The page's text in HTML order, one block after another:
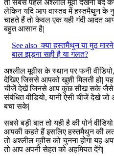
तो सबसे पहले अश्लील मूवी देखना बंद
लेकिन यदि आप वास्तव में हस्तमैथुन के
चाहते हैं तो केवल एक यही गंदी आदत
बहुत आसान है|
See also क्या हस्तमैथुन या मुठ
बाल झड़ना सही है या गलत?
अश्लील मूवीस के स्थान पर फनी
देखिए जिससे आपको खुशी मिलती हो|
चीजें देखें जिनसे आप कुछ सीख सके जैसे
संबंधित वीडियो, यानी ऐसी चीजें देखे
बचा सके|
सबसे बड़ी बात तो यही है की पोर्न
आपकी कहते हैं इसलिए हस्तमैथुन की लत
तो अश्लील मूवीस को चुनना होगा यह
तो आप अपनी सेहत को अहमियत देंगे|